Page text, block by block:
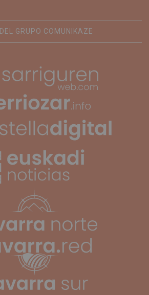
GRUPO COMUNIKAZE